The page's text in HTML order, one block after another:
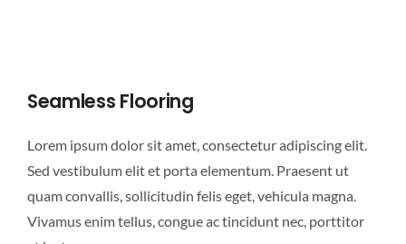
Seamless Flooring
Lorem ipsum dolor sit amet, consectetur adipiscing elit.
Sed vestibulum elit et porta elementum. Praesent ut
quam convallis, sollicitudin felis eget, vehicula magna.
Vivamus enim tellus, congue ac tincidunt nec, porttitor